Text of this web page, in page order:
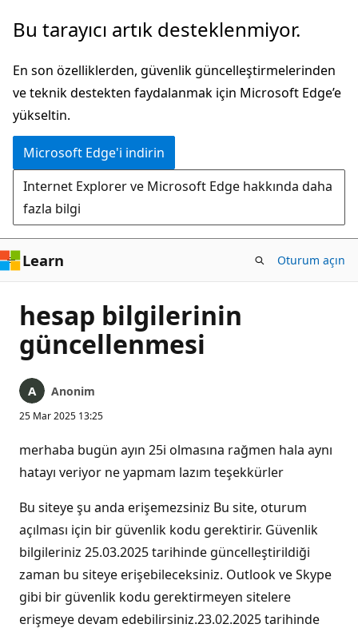
Ana
atla
Bu tarayıcı artık desteklenmiyor.
En son özelliklerden, güvenlik güncelleştirmelerinden
ve teknik destekten faydalanmak için Microsoft Edge’e
yükseltin.
Microsoft Edge'i indirin
Internet Explorer ve Microsoft Edge hakkında daha
fazla bilgi
Learn Oturum açın
hesap bilgilerinin
güncellenmesi
Anonim
25 Mar 2025 13:25
merhaba bugün ayın 25i olmasına rağmen hala aynı
hatayı veriyor ne yapmam lazım teşekkürler
Bu siteye şu anda erişemezsiniz Bu site, oturum
açılması için bir güvenlik kodu gerektirir. Güvenlik
bilgileriniz 25.03.2025 tarihinde güncelleştirildiği
zaman bu siteye erişebileceksiniz. Outlook ve Skype
gibi bir güvenlik kodu gerektirmeyen sitelere
erişmeye devam edebilirsiniz.23.02.2025 tarihinde